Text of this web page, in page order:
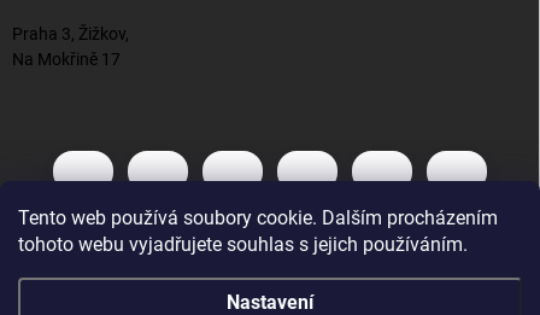
Tento web používá soubory cookie. Dalším procházením
tohoto webu vyjadřujete souhlas s jejich používáním.
Nastavení
Praha 3, Žižkov,
Na Mokřině 17